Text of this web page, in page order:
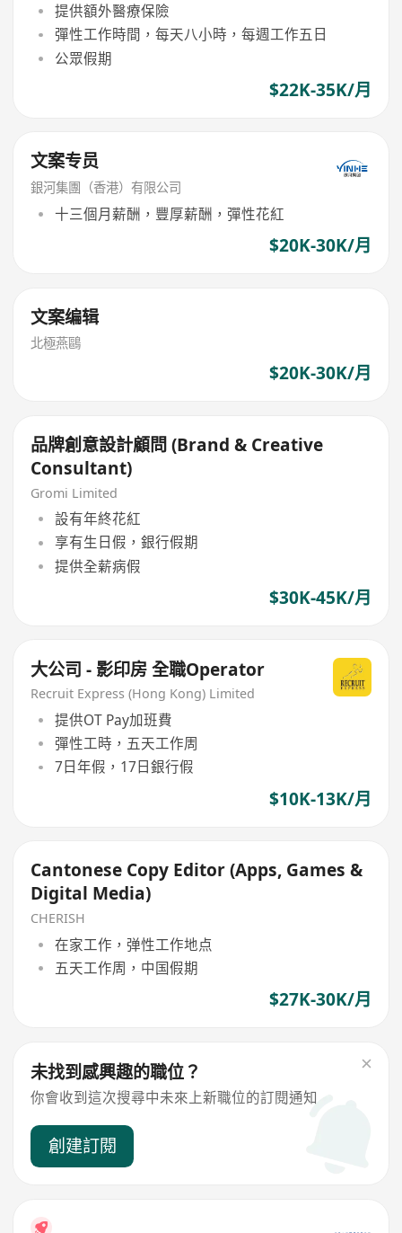
提供額外醫療保險
彈性工作時間，每天八小時，每週工作五日
公眾假期
$22K-35K/月
文案专员
銀河集團（香港）有限公司
十三個月薪酬，豐厚薪酬，彈性花紅
$20K-30K/月
文案编辑
北極燕鷗
$20K-30K/月
品牌創意設計顧問 (Brand & Creative
Consultant)
Gromi Limited
設有年終花紅
享有生日假，銀行假期
提供全薪病假
$30K-45K/月
大公司 - 影印房 全職Operator
Recruit Express (Hong Kong) Limited
提供OT Pay加班費
彈性工時，五天工作周
7日年假，17日銀行假
$10K-13K/月
Cantonese Copy Editor (Apps, Games &
Digital Media)
CHERISH
在家工作，弹性工作地点
五天工作周，中国假期
$27K-30K/月
未找到感興趣的職位？
你會收到這次搜尋中未來上新職位的訂閱通知
創建訂閱